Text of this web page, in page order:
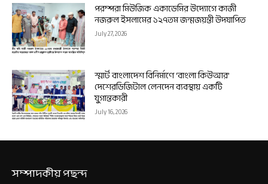
পরম্পরা মিউজিক একাডেমির উদ্যোগে কাজী
নজরুল ইসলামের ১২৭তম জন্মজয়ন্তী উদযাপিত
July 27, 2026
স্মার্ট বাংলাদেশ বিনির্মাণে ‘বাংলা কিউআর’
দেশেরডিজিটাল লেনদেন ব্যবস্থায় একটি
যুগান্তকারী
July 16, 2026
সম্পাদকীয় পছন্দ